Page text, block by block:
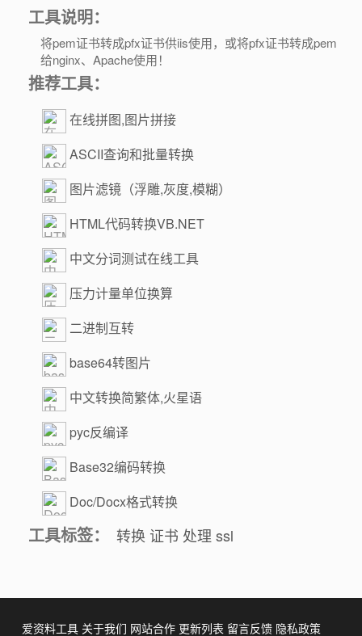
工具说明：
将pem证书转成pfx证书供iis使用，或将pfx证书转成pem
给nginx、Apache使用！
推荐工具：
在线拼图,图片拼接
ASCII查询和批量转换
图片滤镜（浮雕,灰度,模糊）
HTML代码转换VB.NET
中文分词测试在线工具
压力计量单位换算
二进制互转
base64转图片
中文转换简繁体,火星语
pyc反编译
Base32编码转换
Doc/Docx格式转换
工具标签： 转换 证书 处理 ssl
爱资料工具 关于我们 网站合作 更新列表 留言反馈 隐私政策